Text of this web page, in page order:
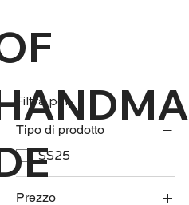
Filtra per
Tipo di prodotto
SS25
Prezzo